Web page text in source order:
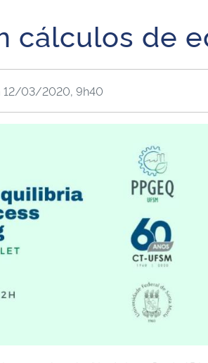
Banco Central do Brasil
cálculos de
12/03/2020, 9h40